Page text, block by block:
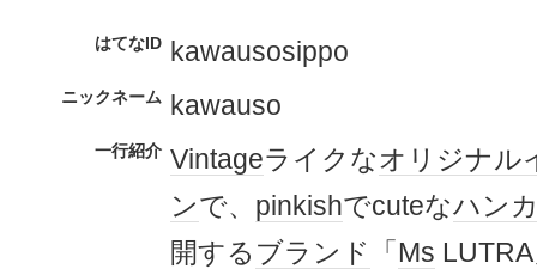
はてなID kawausosippo
ニックネーム kawauso
一行紹介 Vintageライクなオリジナル
ンで、 pinkishでcuteなハン
開する ブランド 「 Ms